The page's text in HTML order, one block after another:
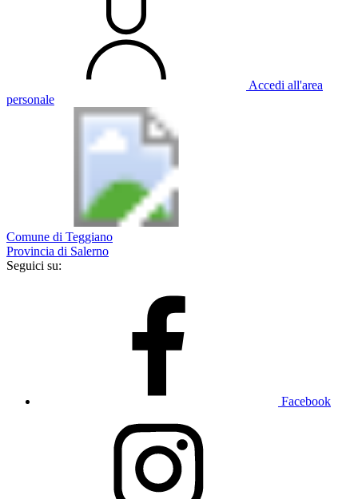
Accedi all'area
personale
Comune di Teggiano
Provincia di Salerno
Seguici su:
Facebook